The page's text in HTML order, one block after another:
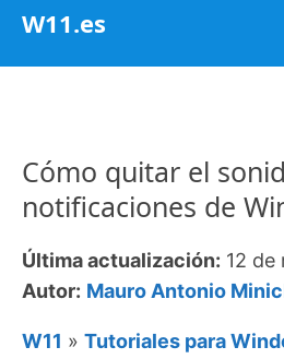
Saltar
W11.es
Cómo quitar el
notificaciones de
Última actualización: 12 de
Autor: Mauro Antonio
W11 » Tutoriales para